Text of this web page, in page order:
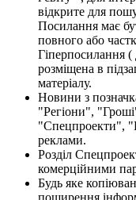
відкрите для
Посилання має
повного або
Гіперпосилання (
розміщена в
матеріалу.
Новини з
"Регіони",
"Спецпроекти",
реклами.
Розділ
комерційними
Будь яке
поширення